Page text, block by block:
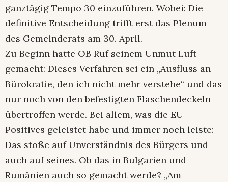
ganztägig Tempo 30 einzuführen. Wobei: Die
definitive Entscheidung trifft erst das Plenum
des Gemeinderats am 30. April.
Zu Beginn hatte OB Ruf seinem Unmut Luft
gemacht: Dieses Verfahren sei ein „Ausfluss an
Bürokratie, den ich nicht mehr verstehe“ und das
nur noch von den befestigten Flaschendeckeln
übertroffen werde. Bei allem, was die EU
Positives geleistet habe und immer noch leiste:
Das stoße auf Unverständnis des Bürgers und
auch auf seines. Ob das in Bulgarien und
Rumänien auch so gemacht werde? „Am